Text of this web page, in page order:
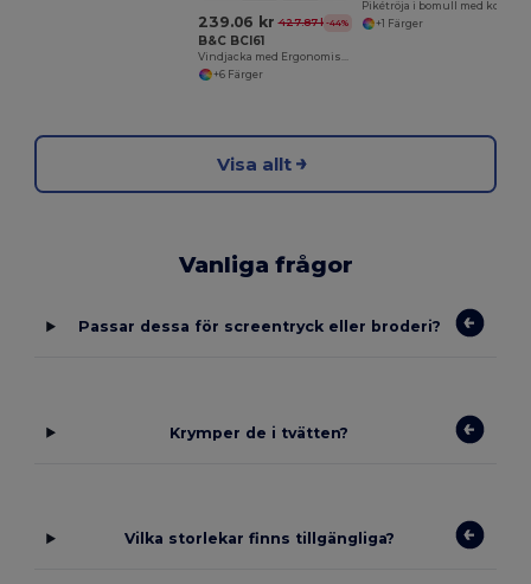
239.06 kr 427.87 kr-44%
B&C BCI61
Vindjacka med Ergonomisk Huva och Fickor
+6 Färger
+1 Färger
Visa allt
Vanliga frågor
Passar dessa för screentryck eller broderi?
Krymper de i tvätten?
Vilka storlekar finns tillgängliga?